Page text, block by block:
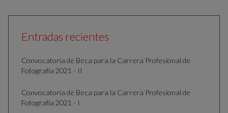
Entradas recientes
Convocatoria de Beca para la Carrera Profesional de
Fotografía 2021 - II
Convocatoria de Beca para la Carrera Profesional de
Fotografía 2021 - I